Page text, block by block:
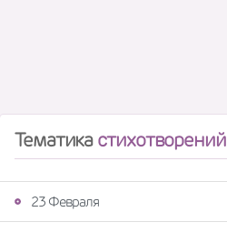
Тематикастихотворений
23 Февраля